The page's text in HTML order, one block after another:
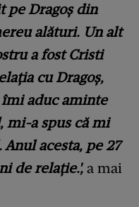
pe Dragoș din
alături. Un alt
a fost Cristi
cu Dragoș,
aduc aminte
mi-a spus că mi
acesta, pe 27
de relație.', a mai